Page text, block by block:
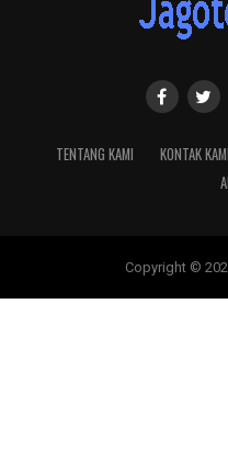
TENTANG KAMI KONTAK KAMI
Copyright ©